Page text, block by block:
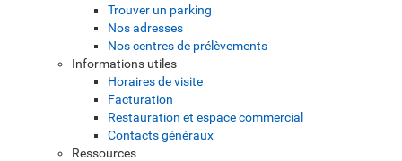
Trouver un parking
Nos adresses
Nos centres de prélèvements
Informations utiles
Horaires de visite
Facturation
Restauration et espace commercial
Contacts généraux
Ressources